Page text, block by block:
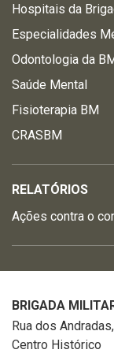
Hospitais da
Especialidades
Odontologia da
Saúde Mental
Fisioterapia BM
CRASBM
RELATÓRIOS
Ações contra o
BRIGADA
Rua dos
Centro Histórico